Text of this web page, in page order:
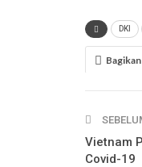
DKI
Bagikan
Vietnam
Covid-19